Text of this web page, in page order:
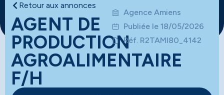
Retour aux annonces
AGENT DE
PRODUCTION
AGROALIMENTAIRE
F/H
Agence Amiens
Publiée le 18/05/2026
Réf. R2TAMI80_4142